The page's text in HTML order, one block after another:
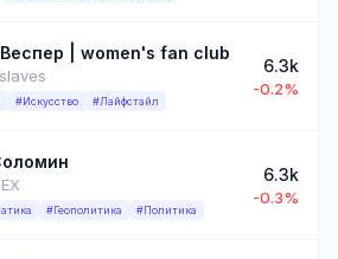
Веспер | women's fan club
#Искусство #Лайфстайл
6.3k
-0.2%
#Геополитика #Политика
6.3k
-0.3%